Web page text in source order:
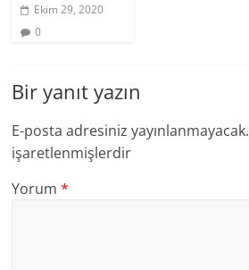
Ekim 29, 2020
0
Bir yanıt yazın
E-posta adresiniz yayınlanmayacak.
işaretlenmişlerdir
Yorum*